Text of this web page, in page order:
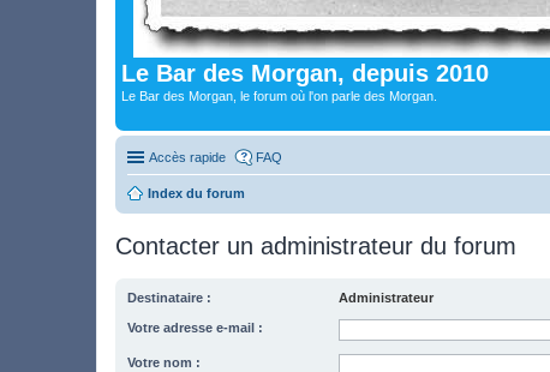
Le Bar des Morgan, depuis 2010
Le Bar des Morgan, le forum où l'on parle des Morgan.
Accès rapide FAQ
Index du forum
Contacter un administrateur du forum
Destinataire : Administrateur
Votre adresse e-mail :
Votre nom :